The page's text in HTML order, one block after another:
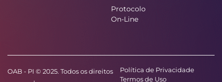
Protocolo
On-Line
OAB - PI © 2025. Todos os direitos
Política de Privacidade
Termos de Uso